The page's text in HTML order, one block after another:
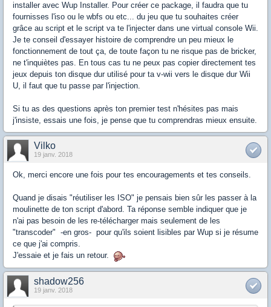
installer avec Wup Installer. Pour créer ce package, il faudra que tu
fournisses l'iso ou le wbfs ou etc... du jeu que tu souhaites créer
grâce au script et le script va te l'injecter dans une virtual console Wii.
Je te conseil d'essayer histoire de comprendre un peu mieux le
fonctionnement de tout ça, de toute façon tu ne risque pas de bricker,
ne t'inquiètes pas. En tous cas tu ne peux pas copier directement tes
jeux depuis ton disque dur utilisé pour ta v-wii vers le disque dur Wii
U, il faut que tu passe par l'injection.
Si tu as des questions après ton premier test n'hésites pas mais
j'insiste, essais une fois, je pense que tu comprendras mieux ensuite.
Vilko
19 janv. 2018
Ok, merci encore une fois pour tes encouragements et tes conseils.
Quand je disais "réutiliser les ISO" je pensais bien sûr les passer à la
moulinette de ton script d'abord. Ta réponse semble indiquer que je
n'ai pas besoin de les re-télécharger mais seulement de les
"transcoder" -en gros- pour qu'ils soient lisibles par Wup si je résume
ce que j'ai compris.
J'essaie et je fais un retour.
shadow256
19 janv. 2018